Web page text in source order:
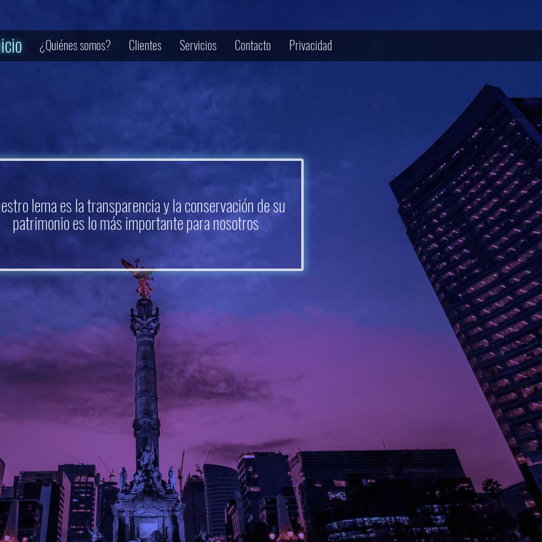
¿Quiénes somos? Clientes Servicios Contacto Privacidad
lema es la transparencia y la conservación de su
patrimonio es lo más importante para nosotros